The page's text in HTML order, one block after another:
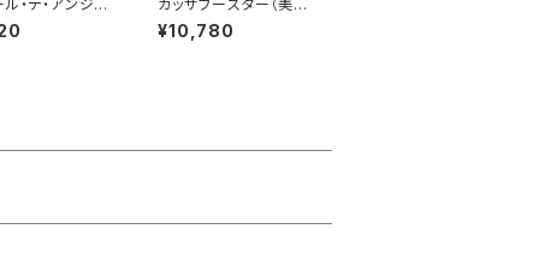
ル・デ・アンジ
イル＜サラサ
＞
カッサブースター（美顔
器）
¥10,780